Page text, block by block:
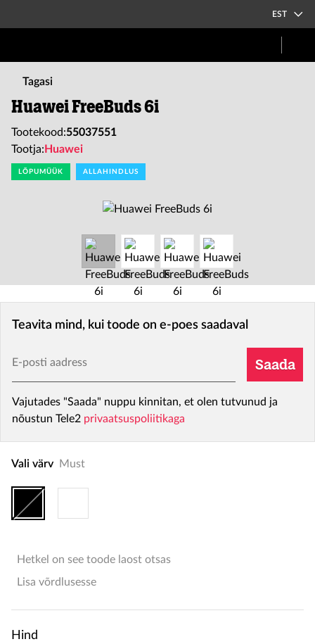
EST
Tagasi
Huawei FreeBuds 6i
Tootekood:55037551
Tootja: Huawei
LÕPUMÜÜK ALLAHINDLUS
Teavita mind, kui toode on e-poes saadaval
E-posti aadress
Saada
Vajutades "Saada" nuppu kinnitan, et olen tutvunud ja
nõustun Tele2 privaatsuspoliitikaga
Vali värv Must
Hetkel on see toode laost otsas
Lisa võrdlusesse
Hind